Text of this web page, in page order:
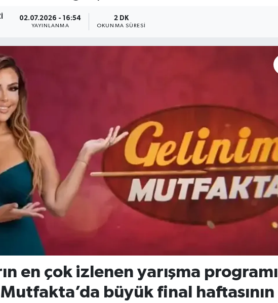
02.07.2026 - 16:54
YAYINLANMA
2 DK
OKUNMA SÜRESI
en çok izlenen yarışma programı
büyük final haftasının